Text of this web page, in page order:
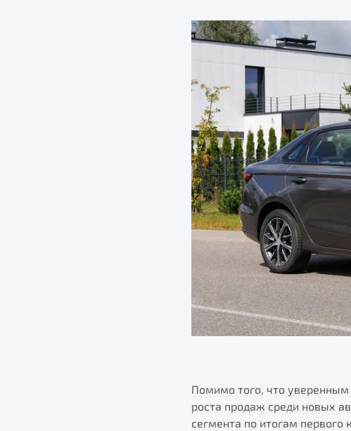
Помимо того, что
роста продаж среди новых
сегмента по итогам